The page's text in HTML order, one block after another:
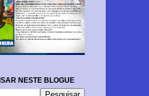
NESTE BLOGUE